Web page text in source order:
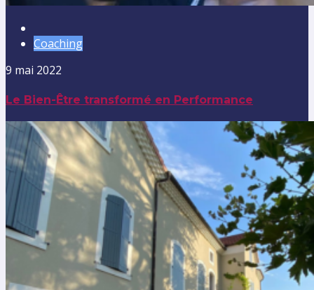
Coaching
9 mai 2022
Le Bien-Être transformé en Performance